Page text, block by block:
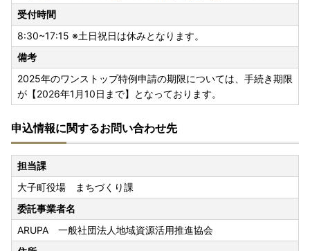
受付時間
8:30~17:15 ※土日祝日は休みとなります。
備考
2025年のワンストップ特例申請の期限については、手続き期限
が【2026年1月10日まで】となっております。
申込情報に関するお問い合わせ先
担当課
大子町役場 まちづくり課
委託事業者名
ARUPA 一般社団法人地域資源活用推進協会